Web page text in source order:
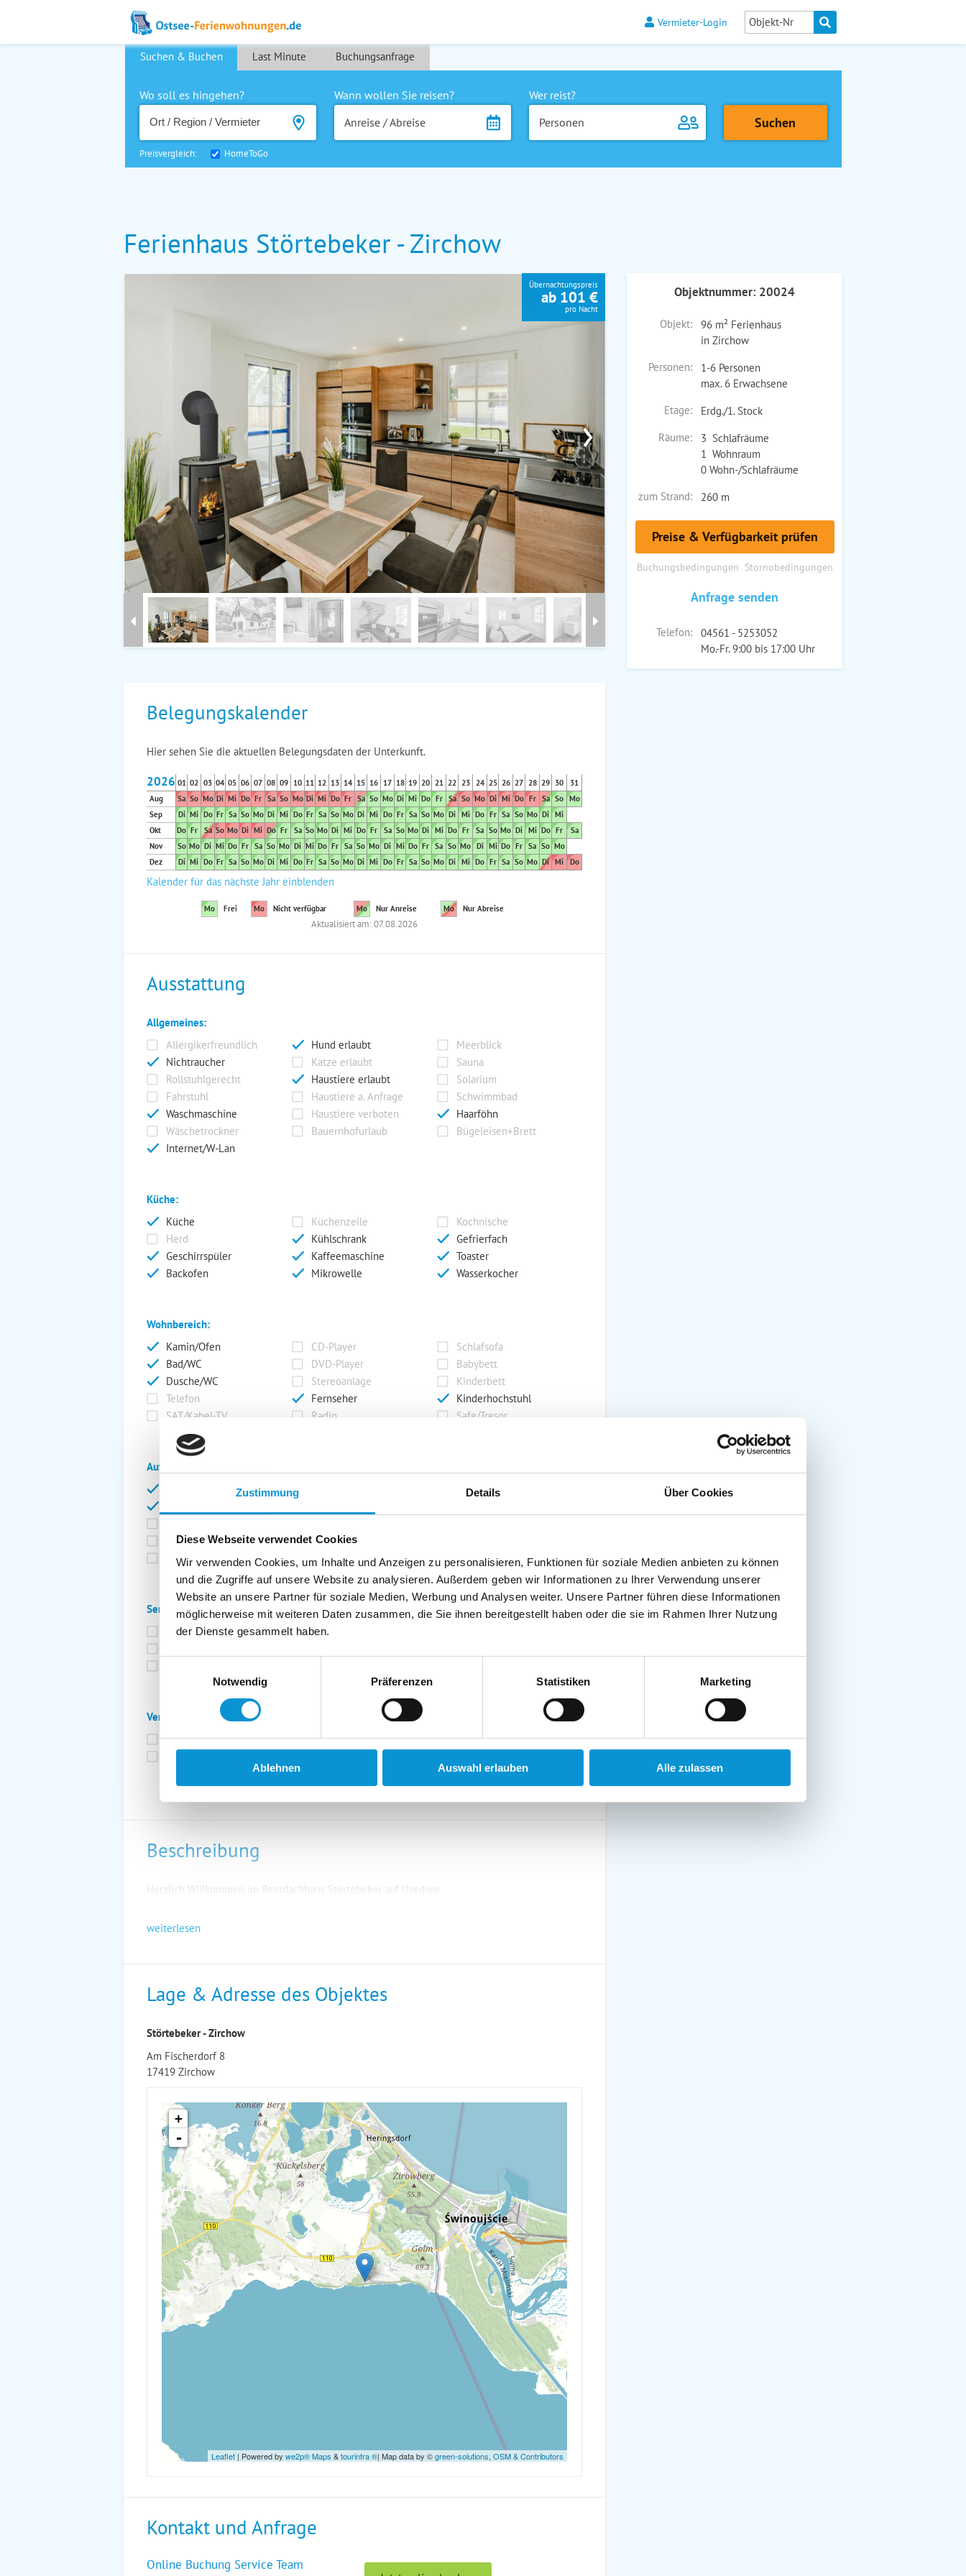
Zustimmung Details Über Cookies
Diese Webseite verwendet Cookies
Wir verwenden Cookies, um Inhalte und Anzeigen zu personalisieren, Funktionen für soziale Medien anbieten zu können
und die Zugriffe auf unsere Website zu analysieren. Außerdem geben wir Informationen zu Ihrer Verwendung unserer
Website an unsere Partner für soziale Medien, Werbung und Analysen weiter. Unsere Partner führen diese Informationen
möglicherweise mit weiteren Daten zusammen, die Sie ihnen bereitgestellt haben oder die sie im Rahmen Ihrer Nutzung
der Dienste gesammelt haben.
Notwendig
Präferenzen Statistiken Marketing
Ablehnen Auswahl erlauben Alle zulassen
Vermieter-Login
Suchen & Buchen Last Minute Buchungsanfrage
Wo soll es hingehen?
Wann wollen Sie reisen?
Anreise / Abreise
Wer reist?
Personen
Preisvergleich: HomeToGo
Ferienhaus Störtebeker - Zirchow
›
Übernachtungspreis
ab 101 €
pro Nacht
Objektnummer: 20024
Objekt:
96 m² Ferienhaus
in Zirchow
Personen:
1-6 Personen
max. 6 Erwachsene
Etage:
Erdg./1. Stock
Räume:
3 Schlafräume
1 Wohnraum
0 Wohn-/Schlafräume
zum Strand:
260 m
Preise & Verfügbarkeit prüfen
Buchungsbedingungen Stornobedingungen
Anfrage senden
Telefon:
04561 - 5253052
Mo.-Fr. 9:00 bis 17:00 Uhr
Belegungskalender
Hier sehen Sie die aktuellen Belegungsdaten der Unterkunft.
2026 01 02 03 04 05 06 07 08 09 10 11 12 13 14 15 16 17 18 19 20 21 22 23 24 25 26 27 28 29 30
31
Aug
Sa So Mo Di Mi Do Fr Sa So Mo Di Mi Do Fr Sa So Mo Di Mi Do Fr Sa So Mo Di Mi Do Fr Sa So Mo
Sep
Di Mi Do Fr Sa So Mo Di Mi Do Fr Sa So Mo Di Mi Do Fr Sa So Mo Di Mi Do Fr Sa So Mo Di Mi
Okt
Do Fr Sa So Mo Di Mi Do Fr Sa So Mo Di Mi Do Fr Sa So Mo Di Mi Do Fr Sa So Mo Di Mi Do Fr
Sa
Nov
So Mo Di Mi Do Fr Sa So Mo Di Mi Do Fr Sa So Mo Di Mi Do Fr Sa So Mo Di Mi Do Fr Sa So Mo
Dez
Di Mi Do Fr Sa So Mo Di Mi Do Fr Sa So Mo Di Mi Do Fr Sa So Mo Di Mi Do Fr Sa So Mo Di Mi Do
Kalender für das nächste Jahr einblenden
Mo Frei Mo Nicht verfügbar Mo Nur Anreise Mo Nur Abreise
Aktualisiert am: 07.08.2026
Ausstattung
Allgemeines:
Allergikerfreundlich
Hund erlaubt
Meerblick
Nichtraucher
Katze erlaubt
Sauna
Rollstuhlgerecht
Haustiere erlaubt
Solarium
Fahrstuhl
Haustiere a. Anfrage
Schwimmbad
Waschmaschine
Haustiere verboten
Haarföhn
Wäschetrockner
Bauernhofurlaub
Bügeleisen+Brett
Internet/W-Lan
Küche:
Küche
Küchenzeile
Kochnische
Herd
Kühlschrank
Gefrierfach
Geschirrspüler
Kaffeemaschine
Toaster
Backofen
Mikrowelle Wasserkocher
Wohnbereich:
Kamin/Ofen
CD-Player
Schlafsofa
Bad/WC
DVD-Player
Babybett
Dusche/WC
Stereoanlage
Kinderbett
Telefon
Fernseher
Kinderhochstuhl
SAT/Kabel-TV
Radio Safe/Tresor
Außenanlage:
Garten/Liegewiese
Grill
Terrasse
Kinderspielplatz
Balkon
Abstellraum
Service:
Bettwäsche inkl.
Geschirrtücher inkl.
Verpflegung:
Brötchenservice
Frühstück möglich
Halbpension möglich
Vollpension möglich
Beschreibung
Herzlich Willkommen im Reetdachhaus Störtebeker auf Usedom
weiterlesen
Lage & Adresse des Objektes
Störtebeker - Zirchow
Am Fischerdorf 8
17419 Zirchow
+
-
Leaflet | Powered by we2p® Maps &tourinfra ®| Map data by ©green-solutions, OSM & Contributors
Kontakt und Anfrage
Online Buchung Service Team